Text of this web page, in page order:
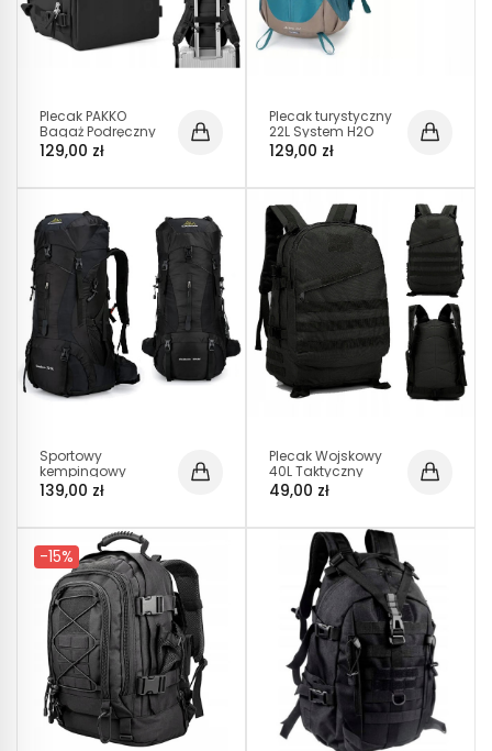
Plecak PAKKO
Bagaż Podręczny
do Samolotu
Wizzair Rayanair
T140
129,00 zł
Plecak turystyczny
22L System H2O
Pokrowiec Air back
Lekki pojemny I013
129,00 zł
Sportowy
kempingowy
plecak turystyczny
duży trekking 70l
139,00 zł
Plecak Wojskowy
40L Taktyczny
Survival Czarny
(I180)
49,00 zł
-15%